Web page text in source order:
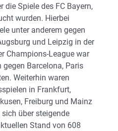
die Spiele des FC Bayern,
wurden. Hierbei
unter anderem gegen
und Leipzig in der
Champions-League war
Barcelona, Paris
Weiterhin waren
in Frankfurt,
Freiburg und Mainz
über steigende
Stand von 608